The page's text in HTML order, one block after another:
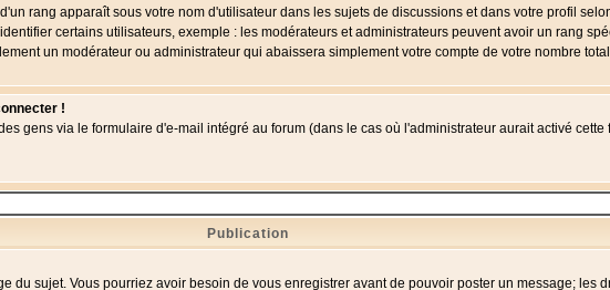
rang apparaît sous votre nom d'utilisateur dans les sujets de discussions et dans votre profil
certains utilisateurs, exemple : les modérateurs et administrateurs peuvent avoir un rang
un modérateur ou administrateur qui abaissera simplement votre compte de votre nombre
!
gens via le formulaire d'e-mail intégré au forum (dans le cas où l'administrateur aurait activé
Publication
du sujet. Vous pourriez avoir besoin de vous enregistrer avant de pouvoir poster un message; les